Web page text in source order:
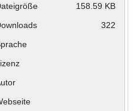
158.59 KB
322